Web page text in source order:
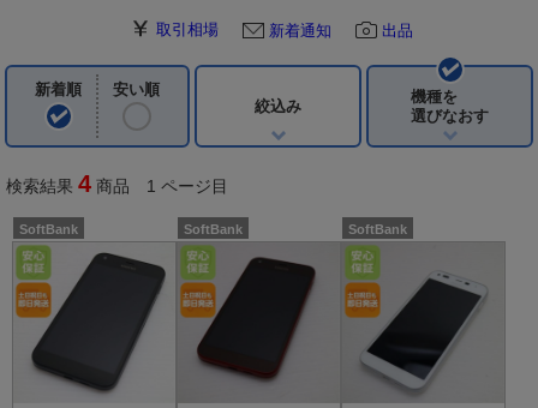
取引相場 新着通知 出品
新着順
安い順
絞込み
機種を
選びなおす
検索結果 4 商品 1 ページ目
SoftBank SoftBank SoftBank